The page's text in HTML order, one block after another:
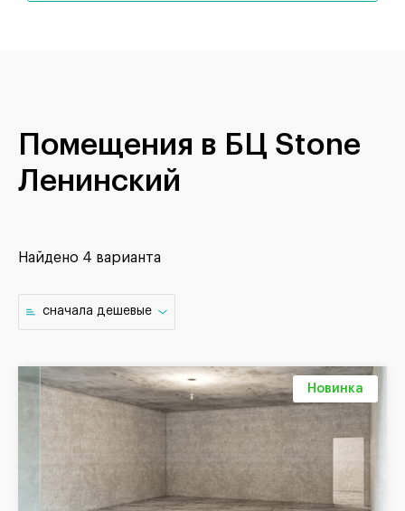
Помещения в БЦ Stone
Ленинский
Найдено 4 варианта
cначала дешевые
Новинка